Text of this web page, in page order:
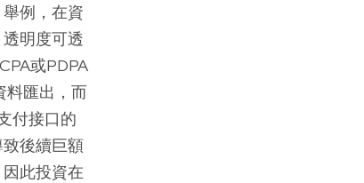
例，在資
明度可透
或PDPA
料匯出，而
付接口的
後續巨額
此投資在